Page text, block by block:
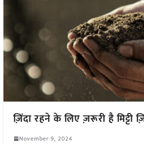
ज़िंदा रहने के लिए ज़रूरी है मिट्टी
November 9, 2024